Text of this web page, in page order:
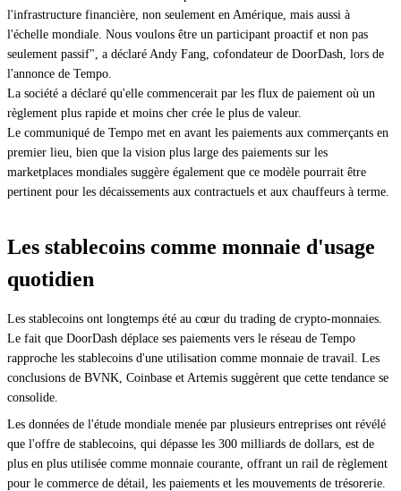
l'infrastructure financière, non seulement en Amérique, mais aussi à
l'échelle mondiale. Nous voulons être un participant proactif et non pas
seulement passif", a déclaré Andy Fang, cofondateur de DoorDash, lors de
l'annonce de Tempo.
La société a déclaré qu'elle commencerait par les flux de paiement où un
règlement plus rapide et moins cher crée le plus de valeur.
Le communiqué de Tempo met en avant les paiements aux commerçants en
premier lieu, bien que la vision plus large des paiements sur les
marketplaces mondiales suggère également que ce modèle pourrait être
pertinent pour les décaissements aux contractuels et aux chauffeurs à terme.
Les stablecoins comme monnaie d'usage
quotidien
Les stablecoins ont longtemps été au cœur du trading de crypto-monnaies.
Le fait que DoorDash déplace ses paiements vers le réseau de Tempo
rapproche les stablecoins d'une utilisation comme monnaie de travail. Les
conclusions de BVNK, Coinbase et Artemis suggèrent que cette tendance se
consolide.
Les données de l'étude mondiale menée par plusieurs entreprises ont révélé
que l'offre de stablecoins, qui dépasse les 300 milliards de dollars, est de
plus en plus utilisée comme monnaie courante, offrant un rail de règlement
pour le commerce de détail, les paiements et les mouvements de trésorerie.